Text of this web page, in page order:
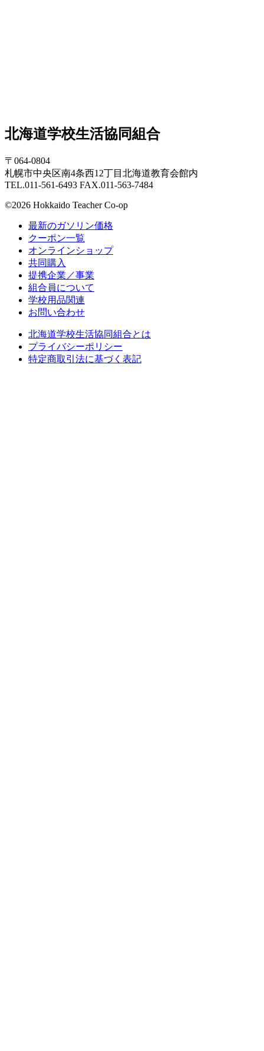
北海道学校生活協同組合
〒064-0804
札幌市中央区南4条西12丁目北海道教育会館内
TEL.011-561-6493 FAX.011-563-7484
©2026 Hokkaido Teacher Co-op
最新のガソリン価格
クーポン一覧
オンラインショップ
共同購入
提携企業／事業
組合員について
学校用品関連
お問い合わせ
北海道学校生活協同組合とは
プライバシーポリシー
特定商取引法に基づく表記